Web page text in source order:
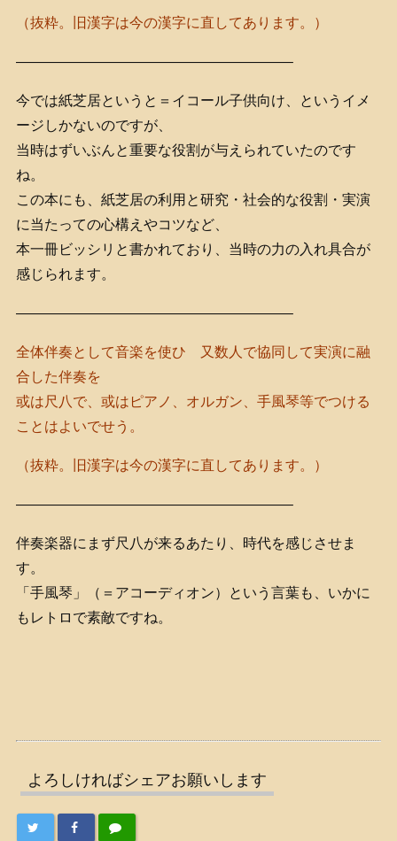
（抜粋。旧漢字は今の漢字に直してあります。）
———————————————————–
今では紙芝居というと＝イコール子供向け、というイメ
ージしかないのですが、
当時はずいぶんと重要な役割が与えられていたのです
ね。
この本にも、紙芝居の利用と研究・社会的な役割・実演
に当たっての心構えやコツなど、
本一冊ビッシリと書かれており、当時の力の入れ具合が
感じられます。
———————————————————–
全体伴奏として音楽を使ひ 又数人で協同して実演に融
合した伴奏を
或は尺八で、或はピアノ、オルガン、手風琴等でつける
ことはよいでせう。
（抜粋。旧漢字は今の漢字に直してあります。）
———————————————————–
伴奏楽器にまず尺八が来るあたり、時代を感じさせま
す。
「手風琴」（＝アコーディオン）という言葉も、いかに
もレトロで素敵ですね。
よろしければシェアお願いします